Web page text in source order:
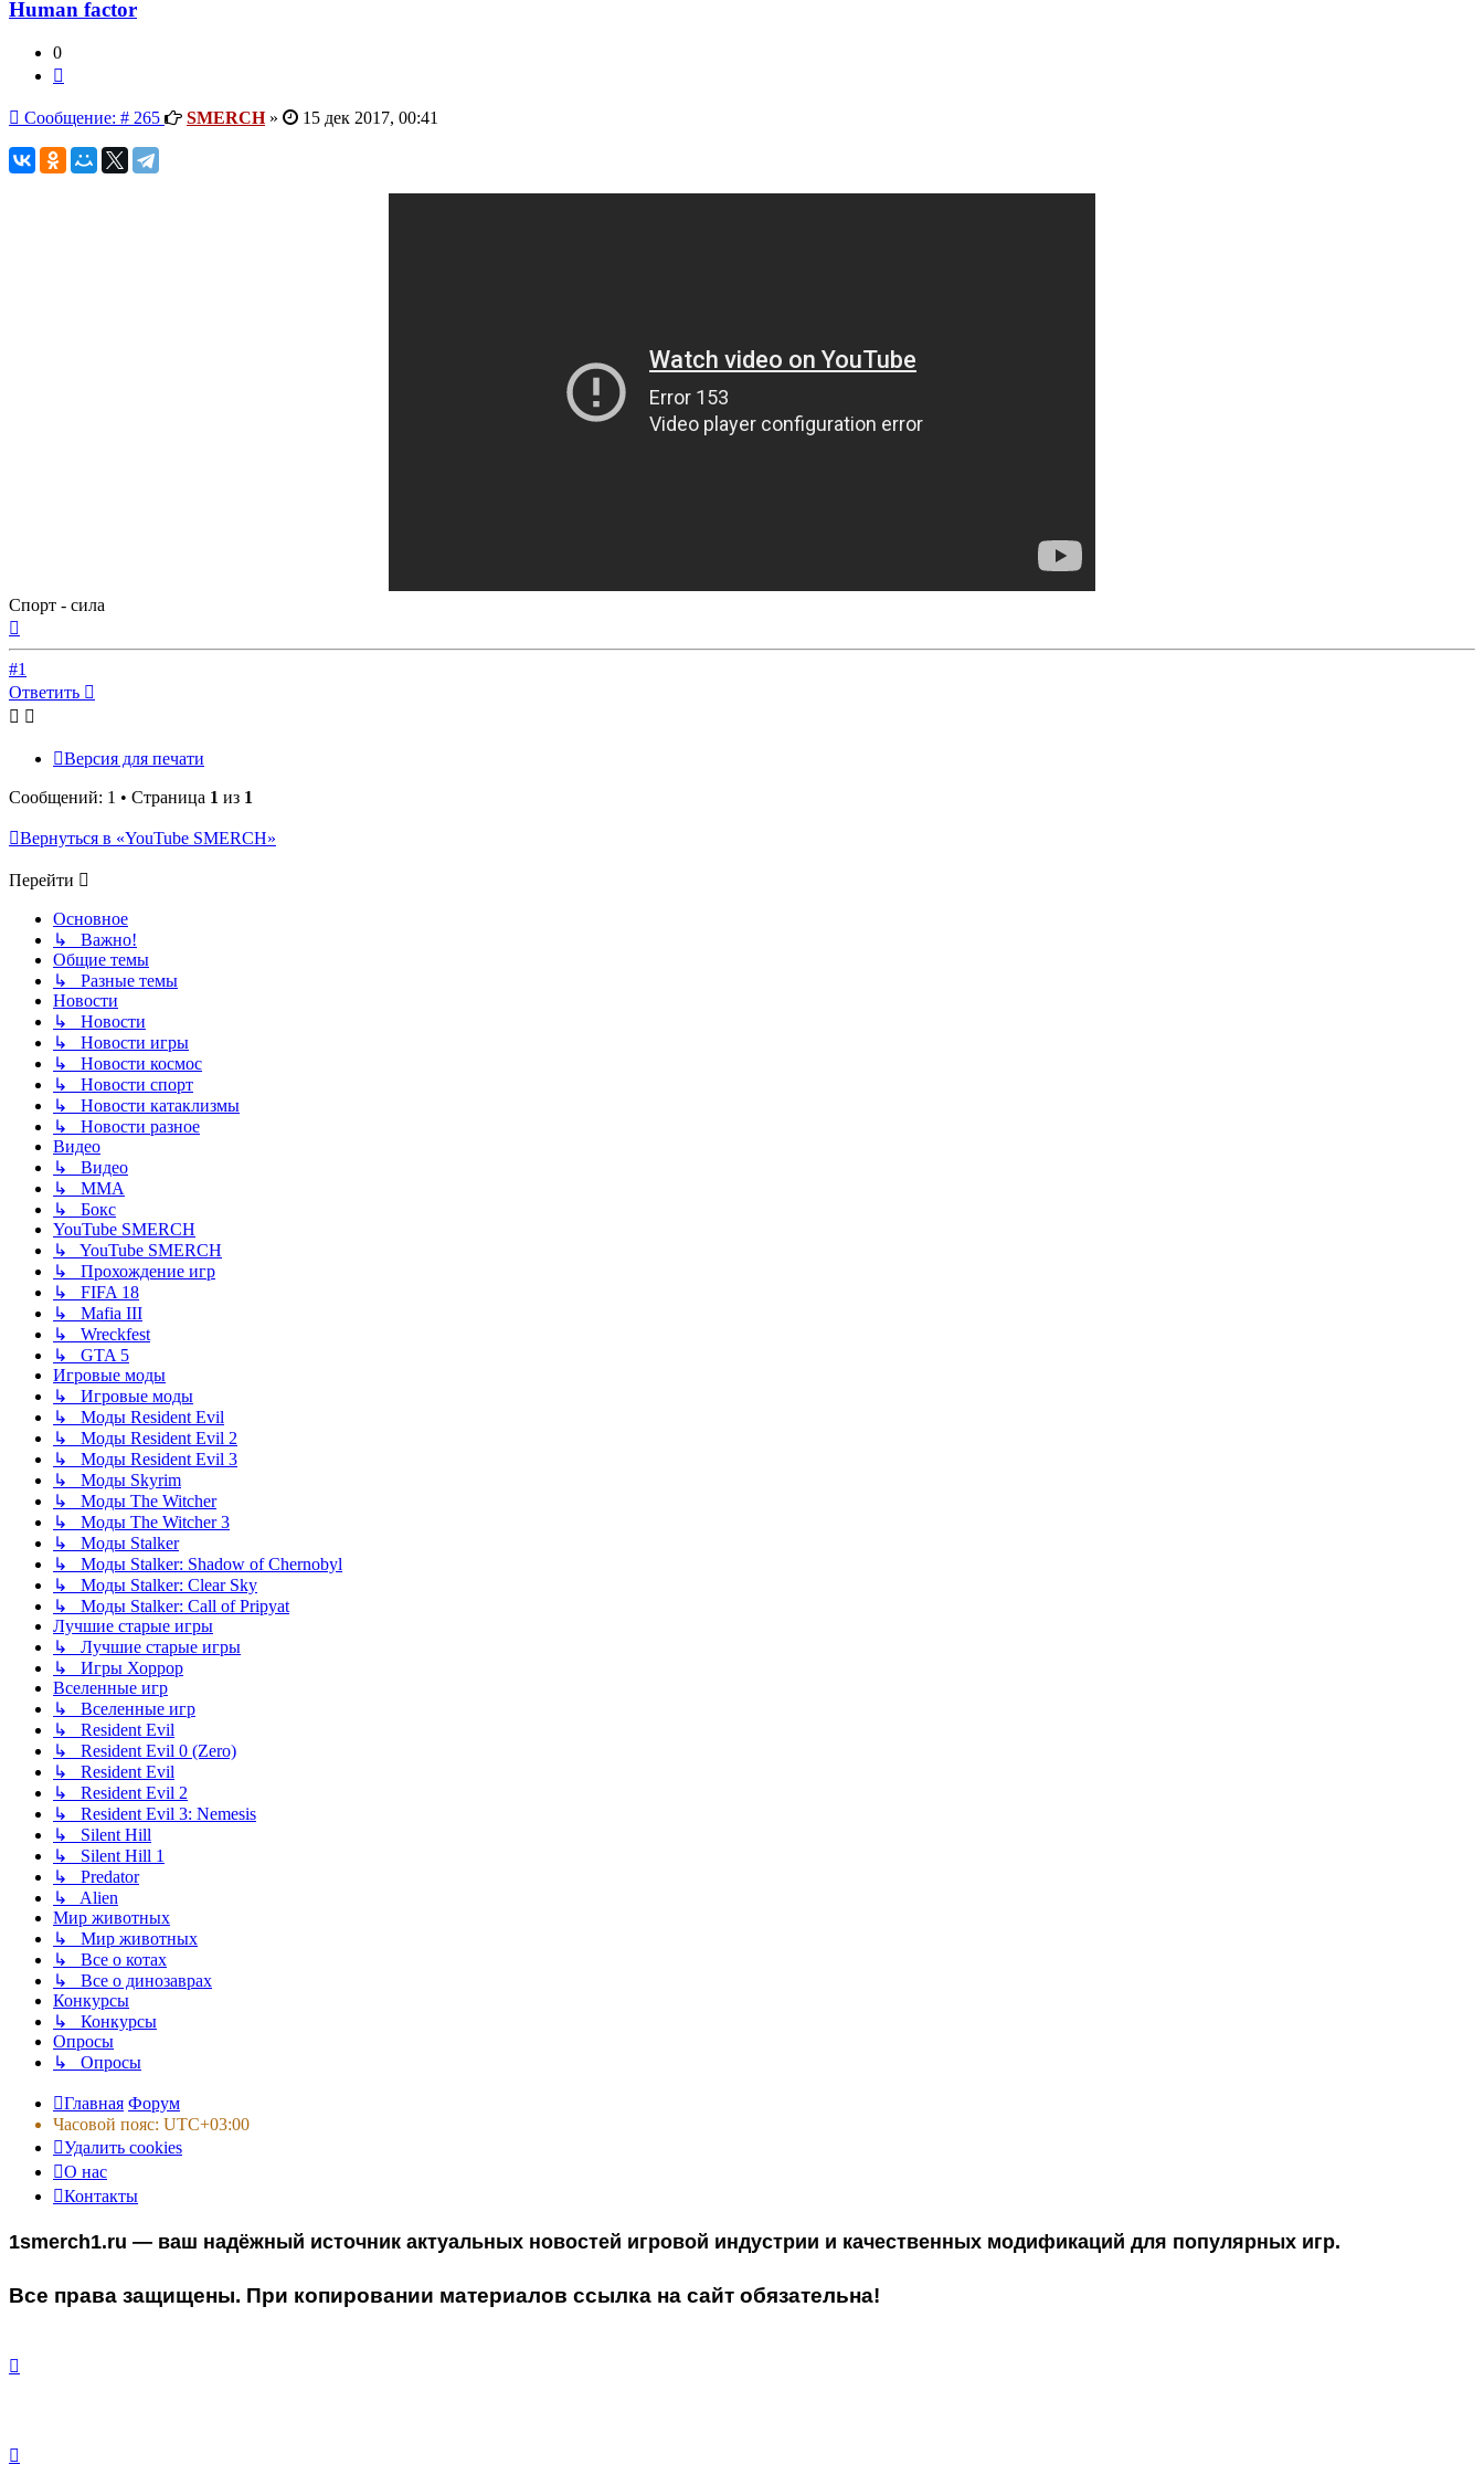
Human factor
0
Сообщение: # 265 Сообщение
SMERCH» 15 дек 2017, 00:41
Спорт - сила
началу
#1
Ответить
Версия для печати
Сообщений: 1 • Страница 1 из 1
Вернуться в «YouTube SMERCH»
Перейти
Основное
↳ Важно!
Общие темы
↳ Разные темы
Новости
↳ Новости
↳ Новости игры
↳ Новости космос
↳ Новости спорт
↳ Новости катаклизмы
↳ Новости разное
Видео
↳ Видео
↳ ММА
↳ Бокс
YouTube SMERCH
↳ YouTube SMERCH
↳ Прохождение игр
↳ FIFA 18
↳ Mafia III
↳ Wreckfest
↳ GTA 5
Игровые моды
↳ Игровые моды
↳ Моды Resident Evil
↳ Моды Resident Evil 2
↳ Моды Resident Evil 3
↳ Моды Skyrim
↳ Моды The Witcher
↳ Моды The Witcher 3
↳ Моды Stalker
↳ Моды Stalker: Shadow of Chernobyl
↳ Моды Stalker: Clear Sky
↳ Моды Stalker: Call of Pripyat
Лучшие старые игры
↳ Лучшие старые игры
↳ Игры Хоррор
Вселенные игр
↳ Вселенные игр
↳ Resident Evil
↳ Resident Evil 0 (Zero)
↳ Resident Evil
↳ Resident Evil 2
↳ Resident Evil 3: Nemesis
↳ Silent Hill
↳ Silent Hill 1
↳ Predator
↳ Alien
Мир животных
↳ Мир животных
↳ Все о котах
↳ Все о динозаврах
Конкурсы
↳ Конкурсы
Опросы
↳ Опросы
Главная Форум
Часовой пояс: UTC+03:00
Удалить cookies
О нас
Контакты
1smerch1.ru — ваш надёжный источник актуальных новостей игровой индустрии и качественных модификаций для популярных игр.
Все права защищены. При копировании материалов ссылка на сайт обязательна!